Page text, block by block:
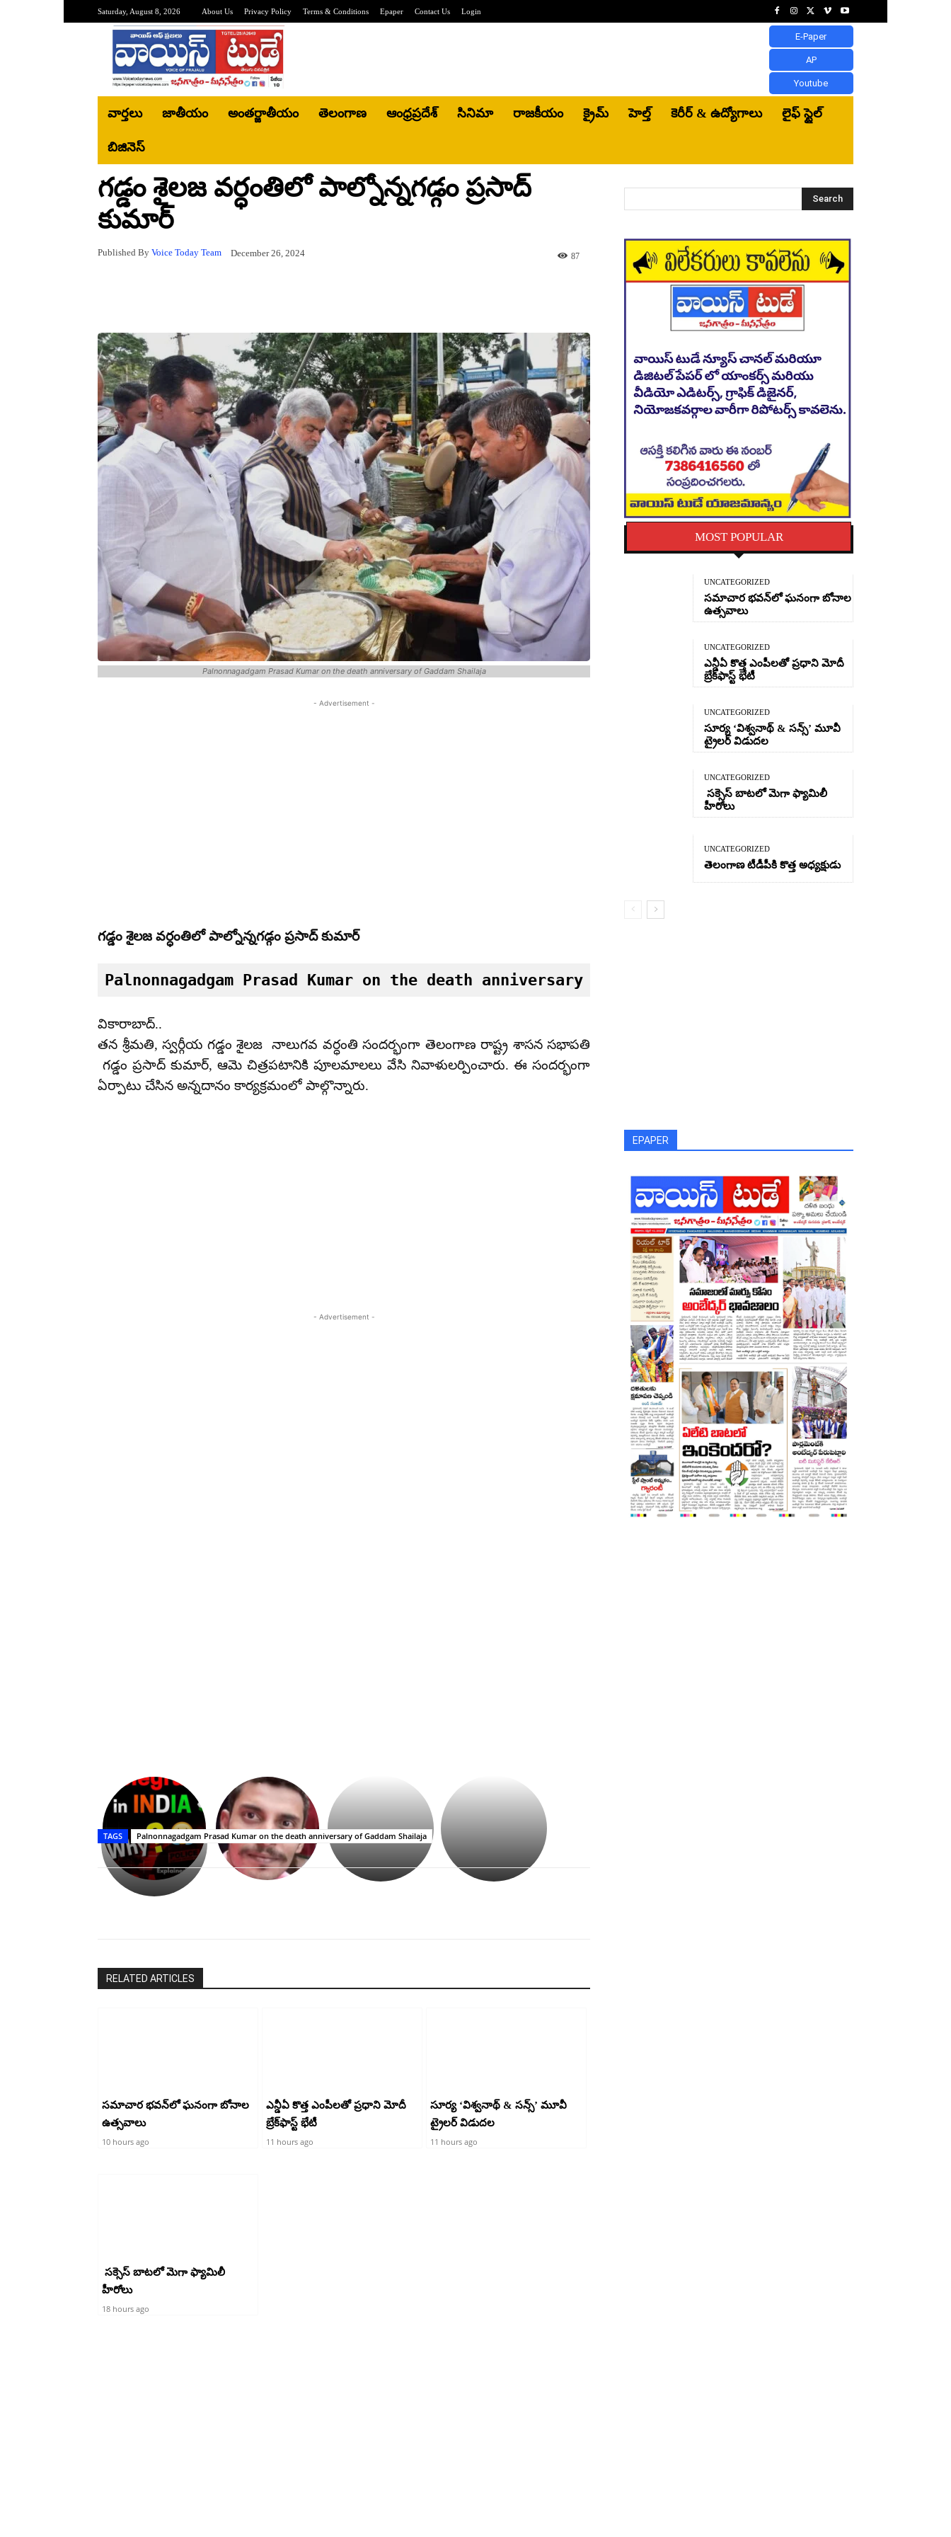
Saturday, August 8, 2026 About Us Privacy Policy Terms & Conditions Epaper Contact Us Login
E-Paper
AP
Youtube
వార్తలు జాతీయం అంతర్జాతీయం తెలంగాణ ఆంధ్రప్రదేశ్ సినిమా రాజకీయం క్రైమ్ హెల్త్‌ కెరీర్ & ఉద్యోగాలు లైఫ్ స్టైల్
బిజినెస్‌
గడ్డం శైలజ వర్ధంతిలో పాల్నోన్నగడ్గం ప్రసాద్
కుమార్
Published By Voice Today Team December 26, 2024 87
Palnonnagadgam Prasad Kumar on the death anniversary of Gaddam Shailaja
- Advertisement -
గడ్డం శైలజ వర్ధంతిలో పాల్నోన్నగడ్గం ప్రసాద్ కుమార్
Palnonnagadgam Prasad Kumar on the death anniversary of Gaddam Shailaja
వికారాబాద్..
తన శ్రీమతి, స్వర్గీయ గడ్డం శైలజ నాలుగవ వర్ధంతి సందర్భంగా తెలంగాణ రాష్ట్ర శాసన సభాపతి
గడ్డం ప్రసాద్ కుమార్, ఆమె చిత్రపటానికి పూలమాలలు వేసి నివాళులర్పించారు. ఈ సందర్భంగా
ఏర్పాటు చేసిన అన్నదానం కార్యక్రమంలో పాల్గొన్నారు.
- Advertisement -
ప్రసాదం
తీర్థం..తులసీదళం
లేకుండా
అసంపూర్ణం
సినిమాతో
పాన్
స్టార్
హీరోయిన్‏గా
శ్రీనిధి
Upasana:
భర్తపై
రివెంజ్
తీర్చుకున్న
ఉపాసన..
పాపం
రామ్
TAGS Palnonnagadgam Prasad Kumar on the death anniversary of Gaddam Shailaja
RELATED ARTICLES
సమాచార భవన్‌లో ఘనంగా బోనాల
ఉత్సవాలు
10 hours ago
ఎన్డీఏ కొత్త ఎంపీలతో ప్రధాని మోదీ
బ్రేక్‌ఫాస్ట్ భేటీ
11 hours ago
సూర్య ‘విశ్వనాథ్ & సన్స్’ మూవీ
ట్రైలర్ విడుదల
11 hours ago
సక్సెస్ బాటలో మెగా ఫ్యామిలీ
హీరోలు
18 hours ago
Search
MOST POPULAR
UNCATEGORIZED
సమాచార భవన్‌లో ఘనంగా బోనాల
ఉత్సవాలు
UNCATEGORIZED
ఎన్డీఏ కొత్త ఎంపీలతో ప్రధాని మోదీ
బ్రేక్‌ఫాస్ట్ భేటీ
UNCATEGORIZED
సూర్య ‘విశ్వనాథ్ & సన్స్’ మూవీ
ట్రైలర్ విడుదల
UNCATEGORIZED
సక్సెస్ బాటలో మెగా ఫ్యామిలీ
హీరోలు
UNCATEGORIZED
తెలంగాణ టీడీపీకి కొత్త అధ్యక్షుడు
EPAPER